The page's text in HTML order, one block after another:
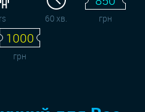
60 хв. грн
1000
грн